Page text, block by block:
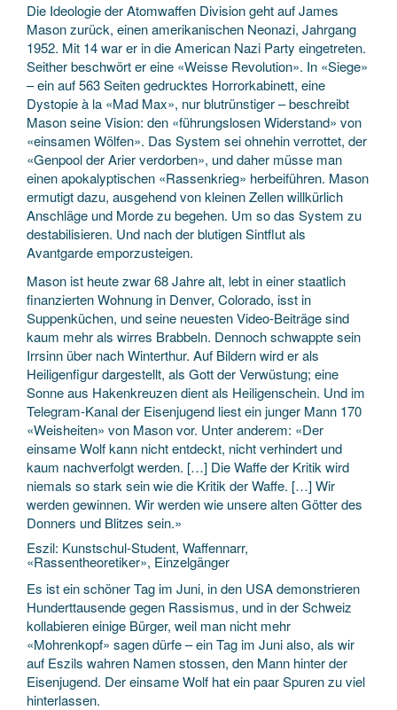
Die Ideologie der Atomwaffen Division geht auf James
Mason zurück, einen amerikanischen Neonazi, Jahrgang
1952. Mit 14 war er in die American Nazi Party eingetreten.
Seither beschwört er eine «Weisse Revolution». In «Siege»
– ein auf 563 Seiten gedrucktes Horrorkabinett, eine
Dystopie à la «Mad Max», nur blutrünstiger – beschreibt
Mason seine Vision: den «führungslosen Widerstand» von
«einsamen Wölfen». Das System sei ohnehin verrottet, der
«Genpool der Arier verdorben», und daher müsse man
einen apokalyptischen «Rassenkrieg» herbeiführen. Mason
ermutigt dazu, ausgehend von kleinen Zellen willkürlich
Anschläge und Morde zu begehen. Um so das System zu
destabilisieren. Und nach der blutigen Sintflut als
Avantgarde emporzusteigen.
Mason ist heute zwar 68 Jahre alt, lebt in einer staatlich
finanzierten Wohnung in Denver, Colorado, isst in
Suppenküchen, und seine neuesten Video-Beiträge sind
kaum mehr als wirres Brabbeln. Dennoch schwappte sein
Irrsinn über nach Winterthur. Auf Bildern wird er als
Heiligenfigur dargestellt, als Gott der Verwüstung; eine
Sonne aus Hakenkreuzen dient als Heiligenschein. Und im
Telegram-Kanal der Eisenjugend liest ein junger Mann 170
«Weisheiten» von Mason vor. Unter anderem: «Der
einsame Wolf kann nicht entdeckt, nicht verhindert und
kaum nachverfolgt werden. […] Die Waffe der Kritik wird
niemals so stark sein wie die Kritik der Waffe. […] Wir
werden gewinnen. Wir werden wie unsere alten Götter des
Donners und Blitzes sein.»
Eszil: Kunstschul-Student, Waffennarr,
«Rassentheoretiker», Einzelgänger
Es ist ein schöner Tag im Juni, in den USA demonstrieren
Hunderttausende gegen Rassismus, und in der Schweiz
kollabieren einige Bürger, weil man nicht mehr
«Mohrenkopf» sagen dürfe – ein Tag im Juni also, als wir
auf Eszils wahren Namen stossen, den Mann hinter der
Eisenjugend. Der einsame Wolf hat ein paar Spuren zu viel
hinterlassen.